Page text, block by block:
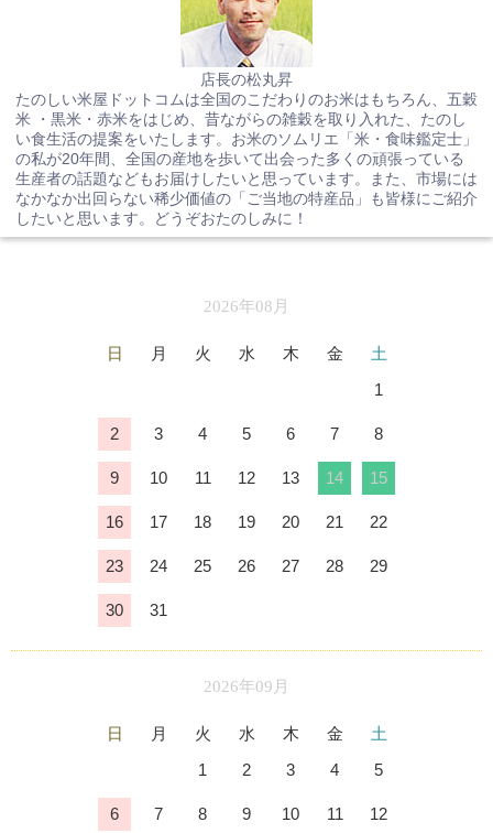
店長の松丸昇
たのしい米屋ドットコムは全国のこだわりのお米はもちろん、五穀
米 ・黒米・赤米をはじめ、昔ながらの雑穀を取り入れた、たのし
い食生活の提案をいたします。お米のソムリエ「米・食味鑑定士」
の私が20年間、全国の産地を歩いて出会った多くの頑張っている
生産者の話題などもお届けしたいと思っています。また、市場には
なかなか出回らない稀少価値の「ご当地の特産品」も皆様にご紹介
したいと思います。どうぞおたのしみに！
2026年08月
日 月 火 水 木 金
土
1
2 3 4 5 6 7 8
9 10 11 12 13 14 15
16 17 18 19 20 21 22
23 24 25 26 27 28 29
30 31
2026年09月
日 月 火 水 木 金
土
1
2 3 4 5
6 7 8 9 10 11 12